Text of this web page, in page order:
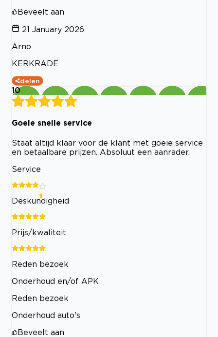
Beveelt aan
21 January 2026
Arno
KERKRADE
delen
10
Goeie snelle service
Staat altijd klaar voor de klant met goeie service
en betaalbare prijzen. Absoluut een aanrader.
Service
Deskundigheid
Prijs/kwaliteit
Reden bezoek
Onderhoud en/of APK
Reden bezoek
Onderhoud auto's
Beveelt aan